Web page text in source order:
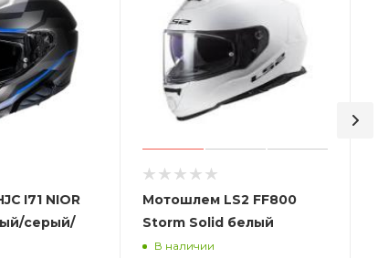
I71 NIOR
серый/
Мотошлем LS2 FF800
Storm Solid белый
В наличии